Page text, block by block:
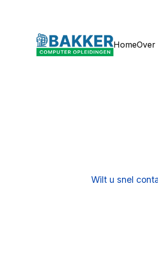
HomeOver
Wilt u snel